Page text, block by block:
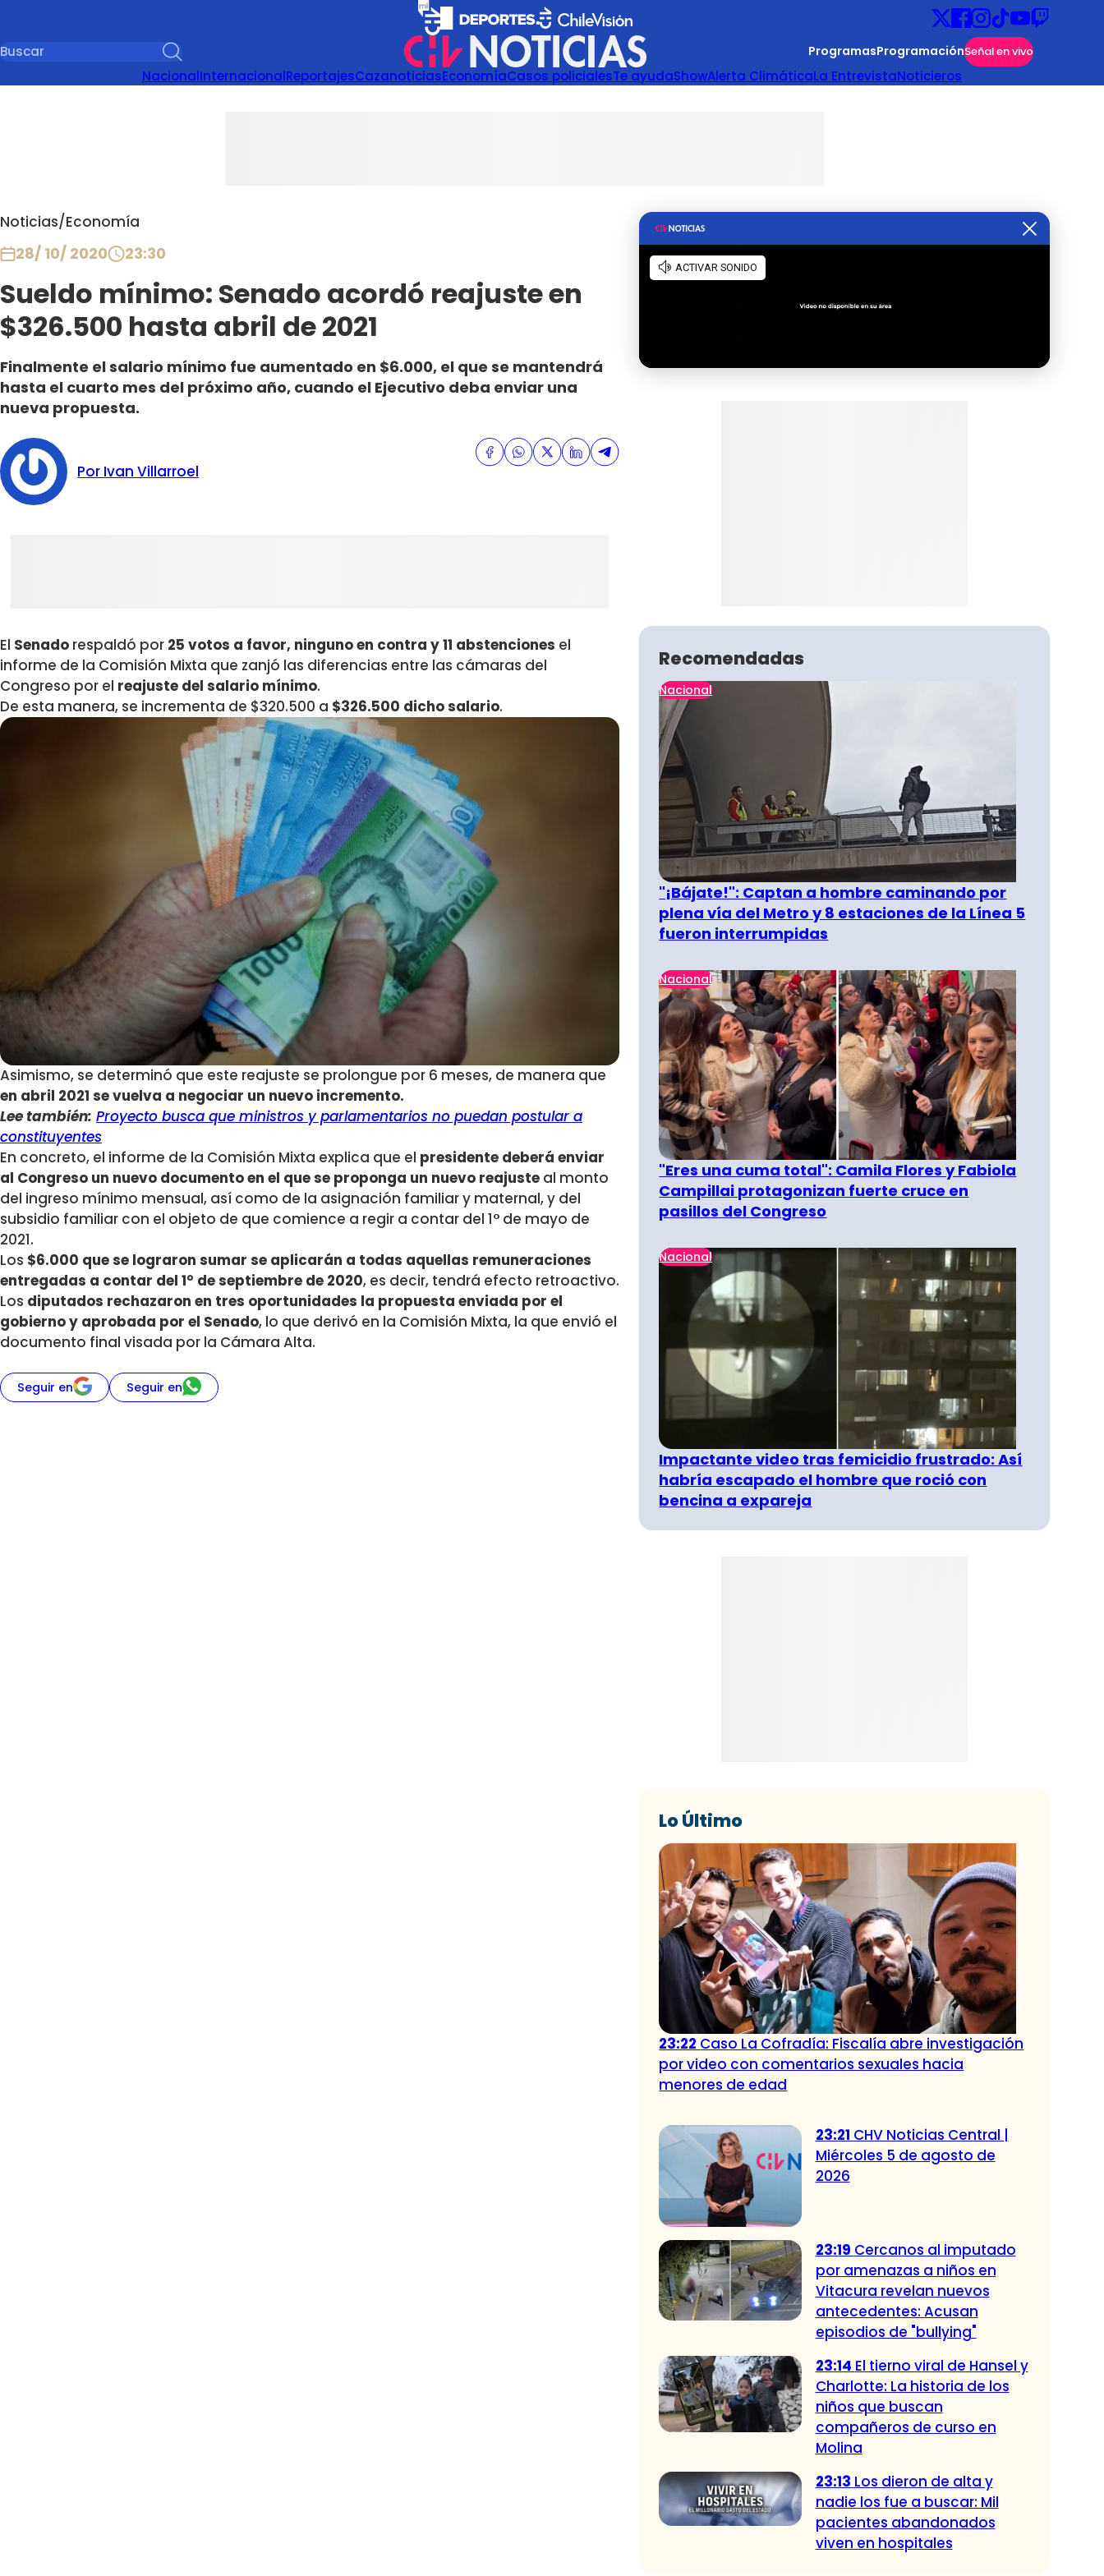
ProgramasProgramaciónSeñal en vivo
NacionalInternacionalReportajesCazanoticiasEconomíaCasos policialesTe ayudaShowAlerta ClimáticaLa EntrevistaNoticieros
Noticias/Economía
28/ 10/ 2020 23:30
Sueldo mínimo: Senado acordó reajuste en
$326.500 hasta abril de 2021
Finalmente el salario mínimo fue aumentado en $6.000, el que se mantendrá
hasta el cuarto mes del próximo año, cuando el Ejecutivo deba enviar una
nueva propuesta.
Por Ivan Villarroel
El Senado respaldó por 25 votos a favor, ninguno en contra y 11 abstenciones el
informe de la Comisión Mixta que zanjó las diferencias entre las cámaras del
Congreso por el reajuste del salario mínimo.
De esta manera, se incrementa de $320.500 a $326.500 dicho salario.
Asimismo, se determinó que este reajuste se prolongue por 6 meses, de manera que
en abril 2021 se vuelva a negociar un nuevo incremento.
Lee también: Proyecto busca que ministros y parlamentarios no puedan postular a
constituyentes
En concreto, el informe de la Comisión Mixta explica que el presidente deberá enviar
al Congreso un nuevo documento en el que se proponga un nuevo reajuste al monto
del ingreso mínimo mensual, así como de la asignación familiar y maternal, y del
subsidio familiar con el objeto de que comience a regir a contar del 1° de mayo de
2021.
Los $6.000 que se lograron sumar se aplicarán a todas aquellas remuneraciones
entregadas a contar del 1° de septiembre de 2020, es decir, tendrá efecto retroactivo.
Los diputados rechazaron en tres oportunidades la propuesta enviada por el
gobierno y aprobada por el Senado, lo que derivó en la Comisión Mixta, la que envió el
documento final visada por la Cámara Alta.
Seguir en Seguir en
Recomendadas
Nacional
"¡Bájate!": Captan a hombre caminando por
plena vía del Metro y 8 estaciones de la Línea 5
fueron interrumpidas
Nacional
"Eres una cuma total": Camila Flores y Fabiola
Campillai protagonizan fuerte cruce en
pasillos del Congreso
Nacional
Impactante video tras femicidio frustrado: Así
habría escapado el hombre que roció con
bencina a expareja
Lo Último
23:22 Caso La Cofradía: Fiscalía abre investigación
por video con comentarios sexuales hacia
menores de edad
23:21 CHV Noticias Central |
Miércoles 5 de agosto de
2026
23:19 Cercanos al imputado
por amenazas a niños en
Vitacura revelan nuevos
antecedentes: Acusan
episodios de "bullying"
23:14 El tierno viral de Hansel y
Charlotte: La historia de los
niños que buscan
compañeros de curso en
Molina
23:13 Los dieron de alta y
nadie los fue a buscar: Mil
pacientes abandonados
viven en hospitales